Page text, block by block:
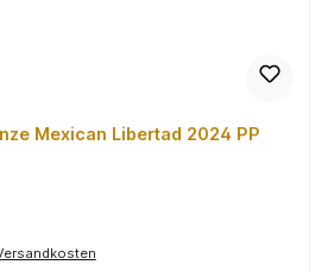
Mexican Libertad 2024 PP